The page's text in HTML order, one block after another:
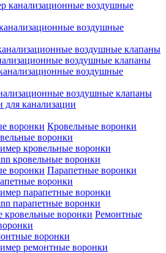
воздушные
воздушные клапаны
воздушные клапаны
для канализации
Кровельные воронки
воронки
кровельные воронки
кровельные воронки
Парапетные воронки
воронки
парапетные воронки
парапетные воронки
Ремонтные
воронки
ремонтные воронки